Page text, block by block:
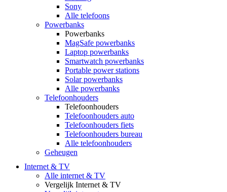
Sony
Alle telefoons
Powerbanks
Powerbanks
MagSafe powerbanks
Laptop powerbanks
Smartwatch powerbanks
Portable power stations
Solar powerbanks
Alle powerbanks
Telefoonhouders
Telefoonhouders
Telefoonhouders auto
Telefoonhouders fiets
Telefoonhouders bureau
Alle telefoonhouders
Geheugen
Internet & TV
Alle internet & TV
Vergelijk Internet & TV